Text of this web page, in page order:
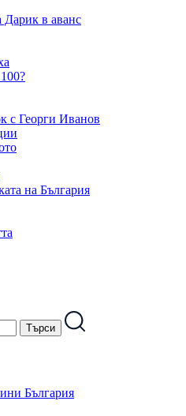
в аванс
с Георги Иванов
на България
България